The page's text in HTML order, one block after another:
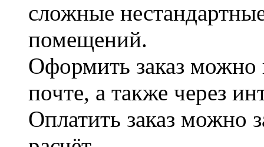
сложные
помещений.
Оформить заказ можно
почте, а также через
Оплатить заказ можно